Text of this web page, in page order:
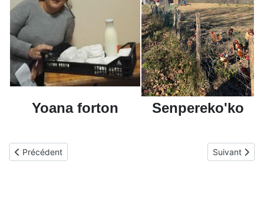
Yoana forton Senpereko'ko
Article précédent : Journée des associations 2025
Précédent Article
Suivant